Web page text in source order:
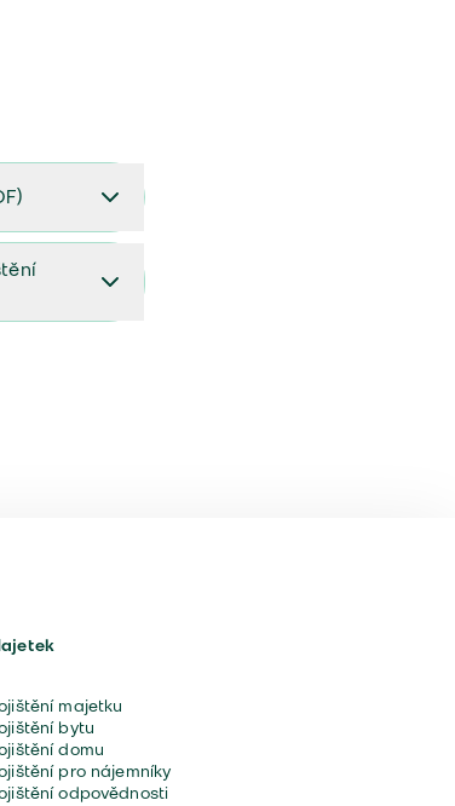
majetku
bytu
domu
pro nájemníky
odpovědnosti